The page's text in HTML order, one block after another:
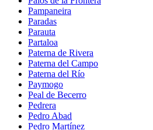
Pampaneira
Paradas
Parauta
Partaloa
Paterna de Rivera
Paterna del Campo
Paterna del Río
Paymogo
Peal de Becerro
Pedrera
Pedro Abad
Pedro Martínez